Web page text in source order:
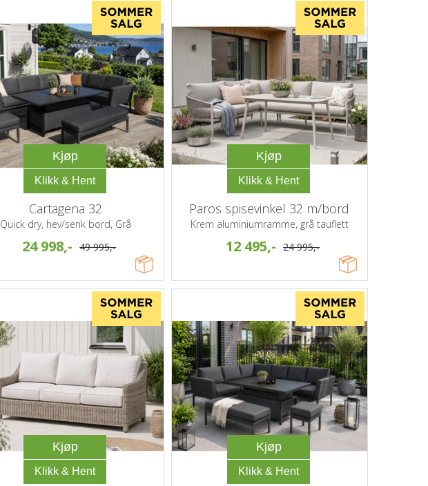
Kjøp
Cartagena 32
Quick dry, hev/senk bord, Grå
24 998,- 49 995,-
Kjøp
Paros spisevinkel 32 m/bord
Krem aluminiumramme, grå tauflett
12 495,- 24 995,-
Kjøp Kjøp